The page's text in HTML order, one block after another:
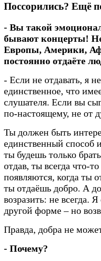
Поссорились? Ещё
- Вы такой
бывают концерты!
Европы, Америки,
постоянно отдаёте
- Если не отдавать, я
единственное, что
слушателя. Если вы
по-настоящему, не от
Ты должен быть
единственный способ
ты будешь только
отдав, ты всегда что-
появляются, когда ты
ты отдаёшь добро. А
возразить: не всегда.
другой форме – но
Правда, добра не
- Почему?